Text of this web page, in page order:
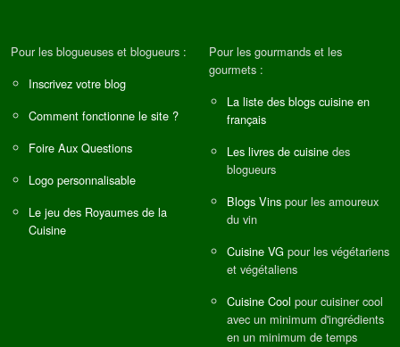
Pour les blogueuses et blogueurs :
Inscrivez votre blog
Comment fonctionne le site ?
Foire Aux Questions
Logo personnalisable
Le jeu des Royaumes de la
Cuisine
Pour les gourmands et les
gourmets :
La liste des blogs cuisine en
français
Les livres de cuisine des
blogueurs
Blogs Vins pour les amoureux
du vin
Cuisine VG pour les végétariens
et végétaliens
Cuisine Cool pour cuisiner cool
avec un minimum d'ingrédients
en un minimum de temps